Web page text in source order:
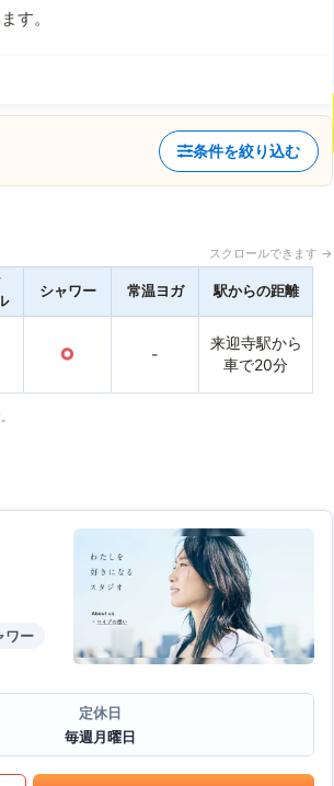
す。
条件を絞り込む
スクロールできます →
シャワー 常温ヨガ 駅からの距離
○ -
来迎寺駅から
車で20分
ワー
定休日
毎週月曜日